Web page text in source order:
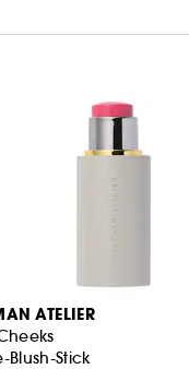
ATELIER
Blush-Stick